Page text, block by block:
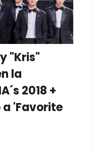
"Kris"
la
2018 +
a 'Favorite